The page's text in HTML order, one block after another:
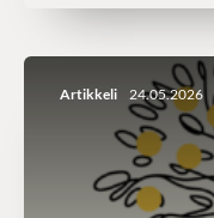
Artikkeli 24.05.2026